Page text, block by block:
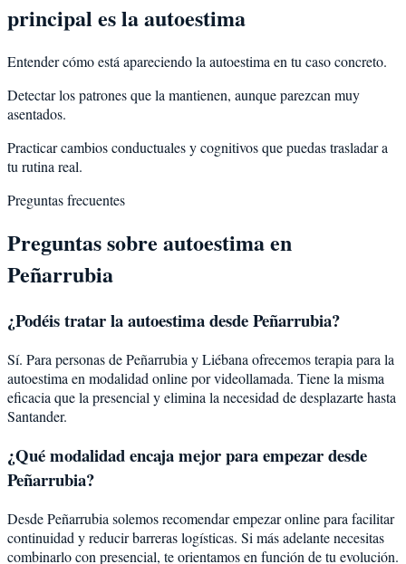
principal es la autoestima
Entender cómo está apareciendo la autoestima en tu caso concreto.
Detectar los patrones que la mantienen, aunque parezcan muy
asentados.
Practicar cambios conductuales y cognitivos que puedas trasladar a
tu rutina real.
Preguntas frecuentes
Preguntas sobre autoestimaen
Peñarrubia
¿Podéis tratar laautoestimadesdePeñarrubia?
Sí. Para personas de Peñarrubia y Liébana ofrecemos terapia para la
autoestima en modalidad online por videollamada. Tiene la misma
eficacia que la presencial y elimina la necesidad de desplazarte hasta
Santander.
¿Qué modalidad encaja mejor para empezar desde
Peñarrubia?
Desde Peñarrubia solemos recomendar empezar online para facilitar
continuidad y reducir barreras logísticas. Si más adelante necesitas
combinarlo con presencial, te orientamos en función de tu evolución.